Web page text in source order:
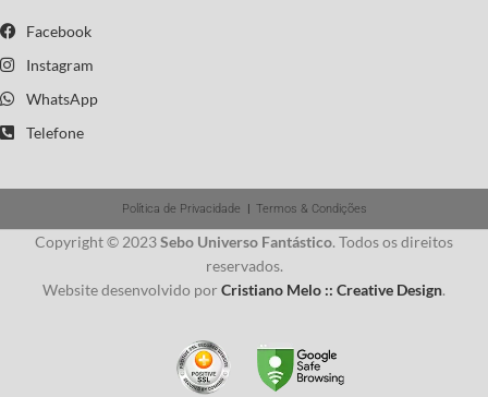
Facebook
Instagram
WhatsApp
Telefone
Política de Privacidade | Termos & Condições
Copyright © 2023Sebo Universo Fantástico. Todos os direitos
reservados.
Website desenvolvido por Cristiano Melo :: Creative Design.